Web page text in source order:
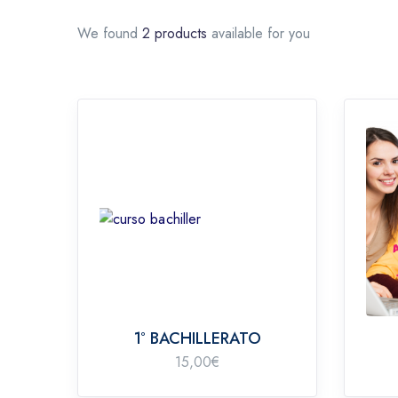
We found 2 products available for you
1º BACHILLERATO
15,00€